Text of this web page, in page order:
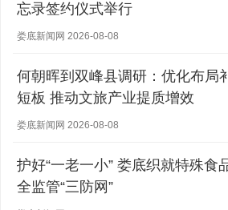
忘录签约仪式举行
娄底新闻网 2026-08-08
何朝晖到双峰县调研：优化布局
短板 推动文旅产业提质增效
娄底新闻网 2026-08-08
护好“一老一小” 娄底织就特殊食
全监管“三防网”